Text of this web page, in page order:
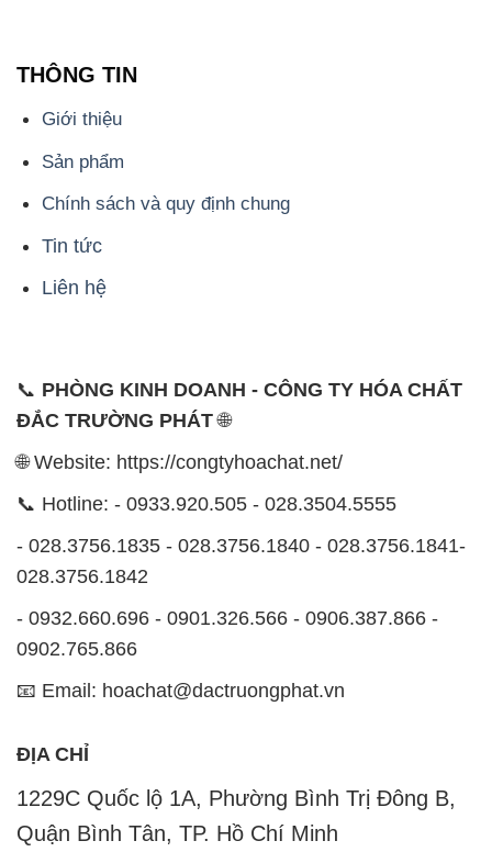
THÔNG TIN
Giới thiệu
Sản phẩm
Chính sách và quy định chung
Tin tức
Liên hệ
📞 PHÒNG KINH DOANH - CÔNG TY HÓA CHẤT
ĐẮC TRƯỜNG PHÁT🌐
🌐 Website: https://congtyhoachat.net/
📞 Hotline: - 0933.920.505 - 028.3504.5555
- 028.3756.1835 - 028.3756.1840 - 028.3756.1841-
028.3756.1842
- 0932.660.696 - 0901.326.566 - 0906.387.866 -
0902.765.866
📧 Email: hoachat@dactruongphat.vn
ĐỊA CHỈ
1229C Quốc lộ 1A, Phường Bình Trị Đông B,
Quận Bình Tân, TP. Hồ Chí Minh